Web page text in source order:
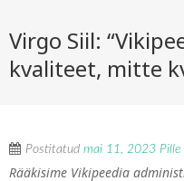
Virgo Siil:
kvaliteet, mitte
Postitatud mai 11, 2023 Pille
Rääkisime Vikipeedia